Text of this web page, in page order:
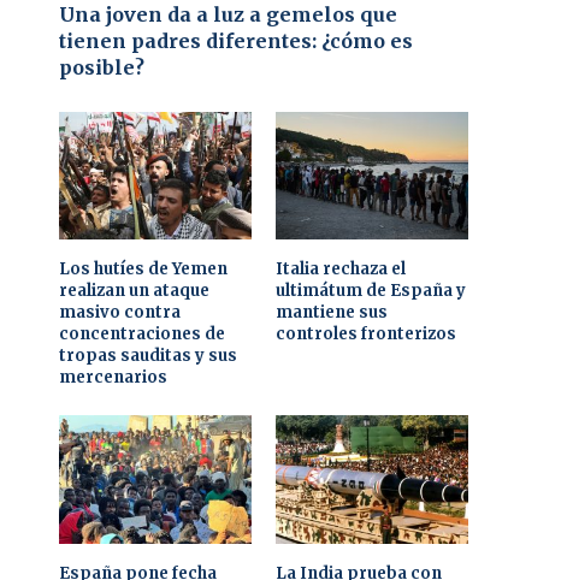
Una joven da a luz a gemelos que
tienen padres diferentes: ¿cómo es
posible?
Los hutíes de Yemen
realizan un ataque
masivo contra
concentraciones de
tropas sauditas y sus
mercenarios
Italia rechaza el
ultimátum de España y
mantiene sus
controles fronterizos
España pone fecha
La India prueba con